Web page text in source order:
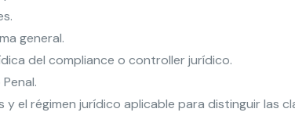
general.
del compliance o controller jurídico.
el régimen jurídico aplicable para distinguir las